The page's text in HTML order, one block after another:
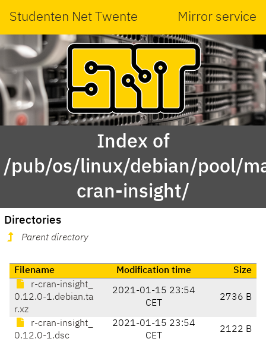
Studenten Net Twente Mirror service
Index of
/pub/os/linux/debian/pool/
cran-insight/
Directories
Parent directory
Filename Modification time
Size
r-cran-insight_
0.12.0-1.debian.ta
r.xz
2021-01-15 23:54
CET
2736 B
r-cran-insight_
0.12.0-1.dsc
2021-01-15 23:54
CET
2122 B